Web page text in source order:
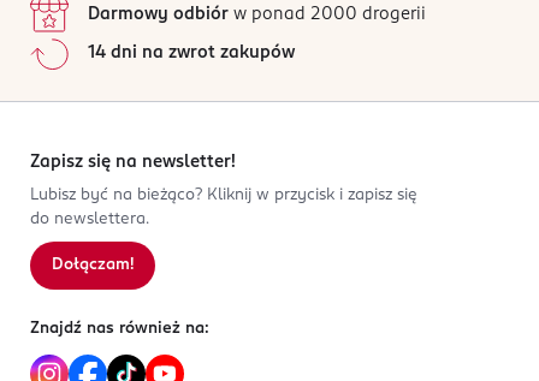
CN-Chiny
Kod EAN
Darmowy odbiór w ponad 2000 drogerii
14 dni na zwrot zakupów
Zapisz się na newsletter!
Lubisz być na bieżąco? Kliknij w przycisk i zapisz się
do newslettera.
Dołączam!
Znajdź nas również na: